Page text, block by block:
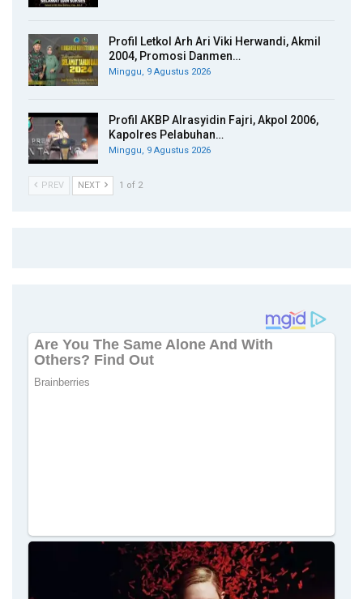
Profil Letkol Arh Ari Viki Herwandi, Akmil
2004, Promosi Danmen…
Minggu, 9 Agustus 2026
Profil AKBP Alrasyidin Fajri, Akpol 2006,
Kapolres Pelabuhan…
Minggu, 9 Agustus 2026
PREV NEXT 1 of 2